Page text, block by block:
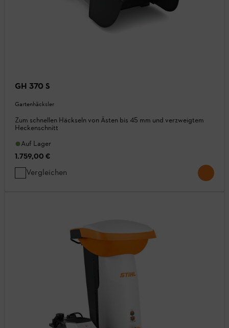
GH 370 S
Gartenhäcksler
Zum schnellen Häckseln von Ästen bis 45 mm und verzweigtem
Heckenschnitt
Auf Lager
1.759,00 €
Vergleichen